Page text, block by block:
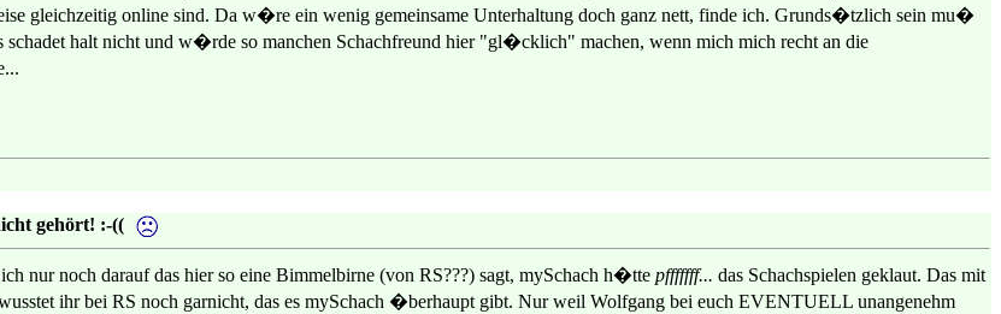
gleichzeitig online sind. Da w�re ein wenig gemeinsame Unterhaltung doch ganz nett, finde ich. Grunds�tzlich sein mu�
schadet halt nicht und w�rde so manchen Schachfreund hier "gl�cklich" machen, wenn mich mich recht an die
gehört! :-((
nur noch darauf das hier so eine Bimmelbirne (von RS???) sagt, mySchach h�tte pfffffff... das Schachspielen geklaut. Das mit
ihr bei RS noch garnicht, das es mySchach �berhaupt gibt. Nur weil Wolfgang bei euch EVENTUELL unangenehm